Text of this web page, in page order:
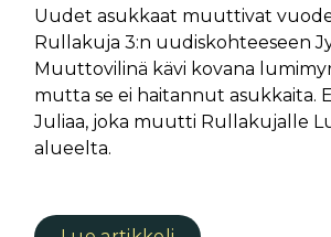
Uudet asukkaat muuttivat
Rullakuja 3:n uudiskohteeseen
Muuttovilinä kävi kovana
mutta se ei haitannut asukkaita.
Juliaa, joka muutti Rullakujalle
alueelta.